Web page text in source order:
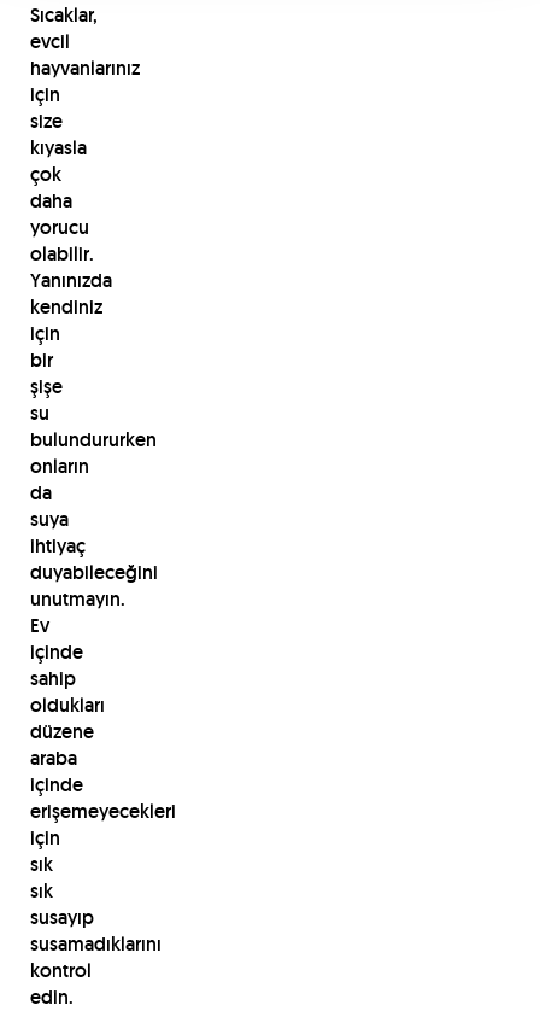
Sıcaklar,
evcil
hayvanlarınız
için
size
kıyasla
çok
daha
yorucu
olabilir.
Yanınızda
kendiniz
için
bir
şişe
su
bulundururken
onların
da
suya
ihtiyaç
duyabileceğini
unutmayın.
Ev
içinde
sahip
oldukları
düzene
araba
içinde
erişemeyecekleri
için
sık
sık
susayıp
susamadıklarını
kontrol
edin.